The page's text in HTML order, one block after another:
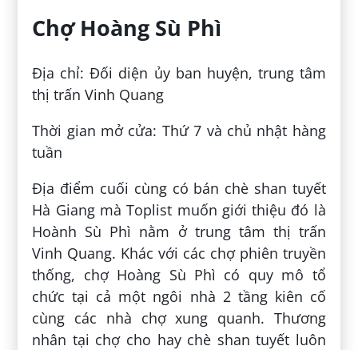
Chợ Hoàng Sù Phì
Địa chỉ: Đối diện ủy ban huyện, trung tâm
thị trấn Vinh Quang
Thời gian mở cửa: Thứ 7 và chủ nhật hàng
tuần
Địa điểm cuối cùng có bán chè shan tuyết
Hà Giang mà Toplist muốn giới thiệu đó là
Hoành Sù Phì nằm ở trung tâm thị trấn
Vinh Quang. Khác với các chợ phiên truyền
thống, chợ Hoàng Sù Phì có quy mô tổ
chức tại cả một ngôi nhà 2 tầng kiên cố
cùng các nhà chợ xung quanh. Thương
nhân tại chợ cho hay chè shan tuyết luôn